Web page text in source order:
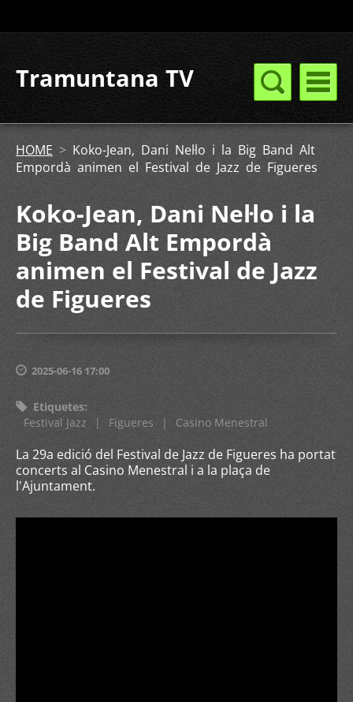
Tramuntana TV
HOME > Koko-Jean, Dani Nel·lo i la Big Band Alt
Empordà animen el Festival de Jazz de Figueres
Koko-Jean, Dani Nel·lo i la
Big Band Alt Empordà
animen el Festival de Jazz
de Figueres
2025-06-16 17:00
Etiquetes:
Festival Jazz
| Figueres | Casino Menestral
La 29a edició del Festival de Jazz de Figueres ha portat
concerts al Casino Menestral i a la plaça de
l'Ajuntament.